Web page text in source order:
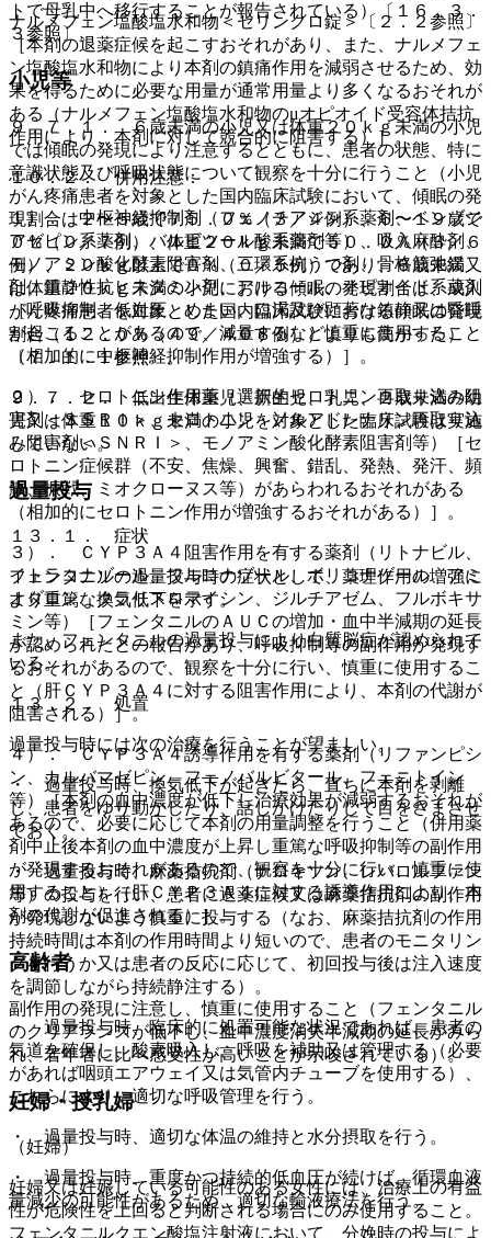
トで母乳中へ移行することが報告されている）〔１６．３．
３参照〕。
小児等
９．７．１． ６歳未満の小児又は体重２０ｋｇ未満の小児
では傾眠の発現により注意するとともに、患者の状態、特に
意識状態及び呼吸状態について観察を十分に行うこと（小児
がん疼痛患者を対象とした国内臨床試験において、傾眠の発
現割合は２〜５歳で７５．０％（３／４例）、６〜１９歳で
０％（０／７例）、体重２０ｋｇ未満で５０．０％（３／６
例）、２０ｋｇ以上で０％（０／５例）であり、６歳未満又
は体重２０ｋｇ未満の小児における傾眠の発現割合は、成人
がん疼痛患者を対象とした国内臨床試験における傾眠の発現
割合（１２．０％（４９／４０８例））よりも高かった）
〔７．１．１参照〕。
９．７．２． 低出生体重児、新生児、乳児、２歳未満の幼
児又は体重１０ｋｇ未満の小児を対象とした臨床試験は実施
していない。
過量投与
１３．１． 症状
フェンタニルの過量投与時の症状として、薬理作用の増強に
より重篤な換気低下を示す。
また、フェンタニルの過量投与により白質脳症が認められて
いる。
１３．２． 処置
過量投与時には次の治療を行うことが望ましい。
・ 過量投与時、換気低下が起きたら、直ちに本剤を剥離
し、患者をゆり動かしたり、話しかけたりして目をさまさせ
ておく。
・ 過量投与時、麻薬拮抗剤（ナロキソン、レバロルファン
等）の投与を行い、患者に退薬症候又は麻薬拮抗剤の副作用
が発現しないよう慎重に投与する（なお、麻薬拮抗剤の作用
持続時間は本剤の作用時間より短いので、患者のモニタリン
グを行うか又は患者の反応に応じて、初回投与後は注入速度
を調節しながら持続静注する）。
・ 過量投与時、臨床的に処置可能な状況であれば、患者の
気道を確保し、酸素吸入し、呼吸を補助又は管理する（必要
があれば咽頭エアウェイ又は気管内チューブを使用する）、
これらにより、適切な呼吸管理を行う。
・ 過量投与時、適切な体温の維持と水分摂取を行う。
・ 過量投与時、重度かつ持続的低血圧が続けば、循環血液
量減少の可能性があるため、適切な輸液療法を行う。
ナルメフェン塩酸塩水和物＜セリンクロ錠＞〔２．２参照〕
［本剤の退薬症候を起こすおそれがあり、また、ナルメフェ
ン塩酸塩水和物により本剤の鎮痛作用を減弱させるため、効
果を得るために必要な用量が通常用量より多くなるおそれが
ある（ナルメフェン塩酸塩水和物のμオピオイド受容体拮抗
作用により、本剤に対して競合的に阻害する）］。
１０．２． 併用注意：
１）． 中枢神経抑制剤（フェノチアジン系薬剤、ベンゾジ
アゼピン系薬剤、バルビツール酸系薬剤等）、吸入麻酔剤、
モノアミン酸化酵素阻害剤、三環系抗うつ剤、骨格筋弛緩
剤、鎮静性抗ヒスタミン剤、アルコール、オピオイド系薬剤
［呼吸抑制、低血圧、めまい、口渇及び顕著な鎮静又は昏睡
が起こることがあるので、減量するなど慎重に使用すること
（相加的に中枢神経抑制作用が増強する）］。
２）． セロトニン作用薬（選択的セロトニン再取り込み阻
害剤＜ＳＳＲＩ＞、セロトニン・ノルアドレナリン再取り込
み阻害剤＜ＳＮＲＩ＞、モノアミン酸化酵素阻害剤等）［セ
ロトニン症候群（不安、焦燥、興奮、錯乱、発熱、発汗、頻
脈、振戦、ミオクローヌス等）があらわれるおそれがある
（相加的にセロトニン作用が増強するおそれがある）］。
３）． ＣＹＰ３Ａ４阻害作用を有する薬剤（リトナビル、
イトラコナゾール、フルコナゾール、ボリコナゾール、アミ
オダロン、クラリスロマイシン、ジルチアゼム、フルボキサ
ミン等）［フェンタニルのＡＵＣの増加・血中半減期の延長
が認められたとの報告があり、呼吸抑制等の副作用が発現す
るおそれがあるので、観察を十分に行い、慎重に使用するこ
と（肝ＣＹＰ３Ａ４に対する阻害作用により、本剤の代謝が
阻害される）］。
４）． ＣＹＰ３Ａ４誘導作用を有する薬剤（リファンピシ
ン、カルバマゼピン、フェノバルビタール、フェニトイン
等）［本剤の血中濃度が低下し治療効果が減弱するおそれが
あるので、必要に応じて本剤の用量調整を行うこと（併用薬
剤中止後本剤の血中濃度が上昇し重篤な呼吸抑制等の副作用
が発現するおそれがあるので、観察を十分に行い、慎重に使
用すること）（肝ＣＹＰ３Ａ４に対する誘導作用により、本
剤の代謝が促進される）］。
高齢者
副作用の発現に注意し、慎重に使用すること（フェンタニル
のクリアランスが低下し、血中濃度消失半減期の延長がみら
れ、若年者に比べ感受性が高いことが示唆されている）。
妊婦・授乳婦
（妊婦）
妊婦又は妊娠している可能性のある女性には、治療上の有益
性が危険性を上回ると判断される場合にのみ使用すること。
フェンタニルクエン酸塩注射液において、分娩時の投与によ